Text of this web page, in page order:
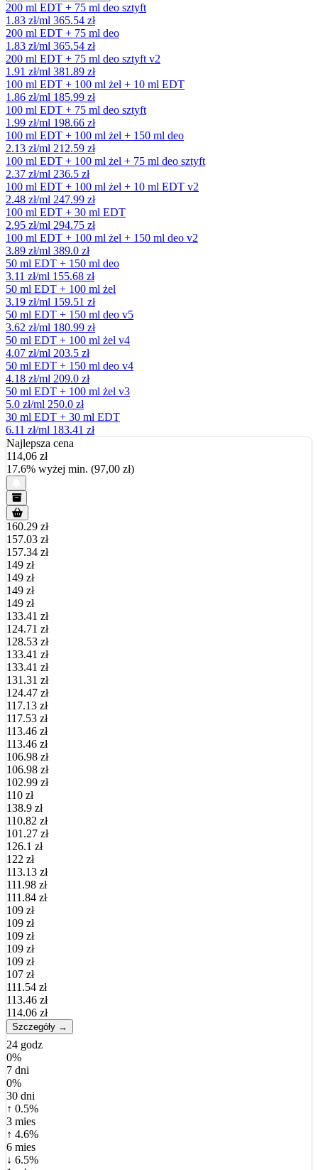
200 ml EDT + 75 ml deo sztyft
1.83 zł/ml 365.54 zł
200 ml EDT + 75 ml deo
1.83 zł/ml 365.54 zł
200 ml EDT + 75 ml deo sztyft v2
1.91 zł/ml 381.89 zł
100 ml EDT + 100 ml żel + 10 ml EDT
1.86 zł/ml 185.99 zł
100 ml EDT + 75 ml deo sztyft
1.99 zł/ml 198.66 zł
100 ml EDT + 100 ml żel + 150 ml deo
2.13 zł/ml 212.59 zł
100 ml EDT + 100 ml żel + 75 ml deo sztyft
2.37 zł/ml 236.5 zł
100 ml EDT + 100 ml żel + 10 ml EDT v2
2.48 zł/ml 247.99 zł
100 ml EDT + 30 ml EDT
2.95 zł/ml 294.75 zł
100 ml EDT + 100 ml żel + 150 ml deo v2
3.89 zł/ml 389.0 zł
50 ml EDT + 150 ml deo
3.11 zł/ml 155.68 zł
50 ml EDT + 100 ml żel
3.19 zł/ml 159.51 zł
50 ml EDT + 150 ml deo v5
3.62 zł/ml 180.99 zł
50 ml EDT + 100 ml żel v4
4.07 zł/ml 203.5 zł
50 ml EDT + 150 ml deo v4
4.18 zł/ml 209.0 zł
50 ml EDT + 100 ml żel v3
5.0 zł/ml 250.0 zł
30 ml EDT + 30 ml EDT
6.11 zł/ml 183.41 zł
Najlepsza cena
114,06 zł
17.6% wyżej min. (97,00 zł)
160.29 zł
157.03 zł
157.34 zł
149 zł
149 zł
149 zł
149 zł
133.41 zł
124.71 zł
128.53 zł
133.41 zł
133.41 zł
131.31 zł
124.47 zł
117.13 zł
117.53 zł
113.46 zł
113.46 zł
106.98 zł
106.98 zł
102.99 zł
110 zł
138.9 zł
110.82 zł
101.27 zł
126.1 zł
122 zł
113.13 zł
111.98 zł
111.84 zł
109 zł
109 zł
109 zł
109 zł
109 zł
107 zł
111.54 zł
113.46 zł
114.06 zł
Szczegóły →
24 godz
0%
7 dni
0%
30 dni
↑ 0.5%
3 mies
↑ 4.6%
6 mies
↓ 6.5%